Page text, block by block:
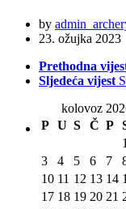
by
23. ožujka 2023
Prethodna
Sljedeća vijest
kolovoz
P U S Č P
3
4 5 6 7
10 11 12 13 14
17 18 19 20 21